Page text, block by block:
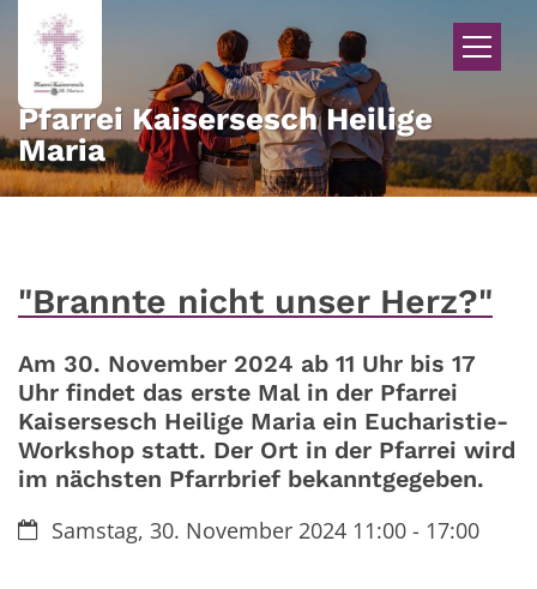
Zum Inhalt springen
Pfarrei Kaisersesch Heilige
Maria
"Brannte nicht unser Herz?"
Am 30. November 2024 ab 11 Uhr bis 17
Uhr findet das erste Mal in der Pfarrei
Kaisersesch Heilige Maria ein Eucharistie-
Workshop statt. Der Ort in der Pfarrei wird
im nächsten Pfarrbrief bekanntgegeben.
Datum:Samstag, 30. November 2024 11:00 - 17:00